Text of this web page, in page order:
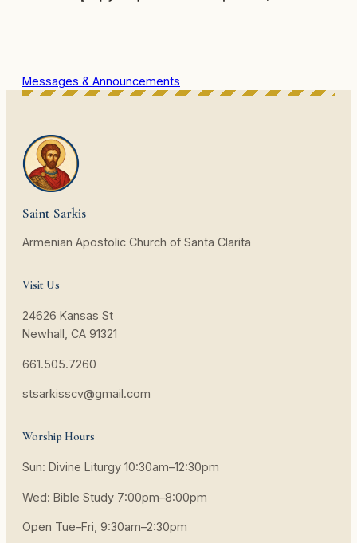
Messages & Announcements
Saint Sarkis
Armenian Apostolic Church of Santa Clarita
Visit Us
24626 Kansas St
Newhall, CA 91321
661.505.7260
stsarkisscv@gmail.com
Worship Hours
Sun: Divine Liturgy 10:30am–12:30pm
Wed: Bible Study 7:00pm–8:00pm
Open Tue–Fri, 9:30am–2:30pm